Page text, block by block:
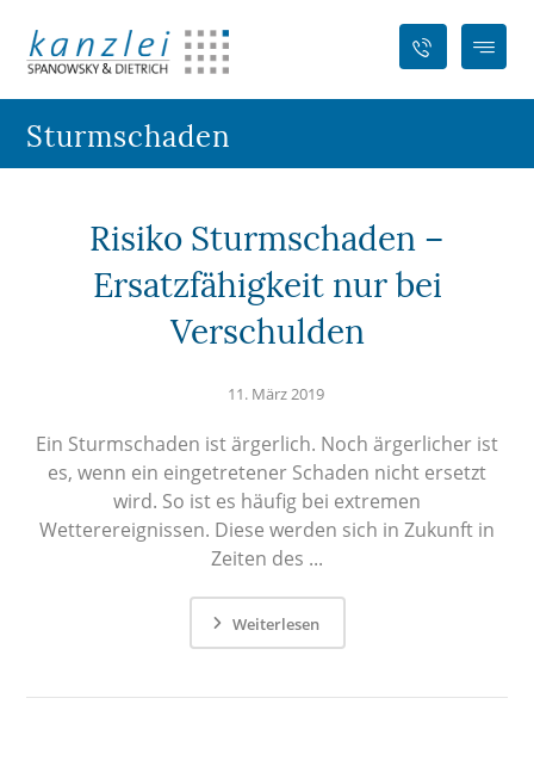
Sturmschaden
Risiko Sturmschaden –
Ersatzfähigkeit nur bei
Verschulden
11. März 2019
Ein Sturmschaden ist ärgerlich. Noch ärgerlicher ist
es, wenn ein eingetretener Schaden nicht ersetzt
wird. So ist es häufig bei extremen
Wetterereignissen. Diese werden sich in Zukunft in
Zeiten des ...
Weiterlesen